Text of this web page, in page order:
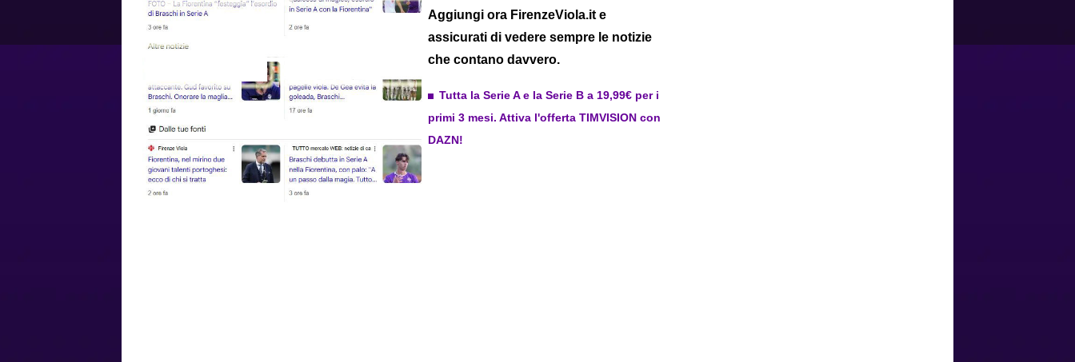
Aggiungi ora FirenzeViola.it e
assicurati di vedere sempre le notizie
che contano davvero.
Tutta la Serie A e la Serie B a 19,99€ per i
primi 3 mesi. Attiva l'offerta TIMVISION con
DAZN!